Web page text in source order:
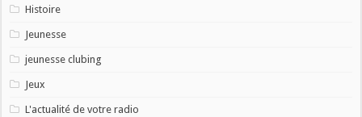
Histoire
Jeunesse
jeunesse clubing
Jeux
L'actualité de votre radio